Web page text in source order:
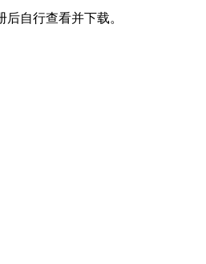
自行查看并下载。